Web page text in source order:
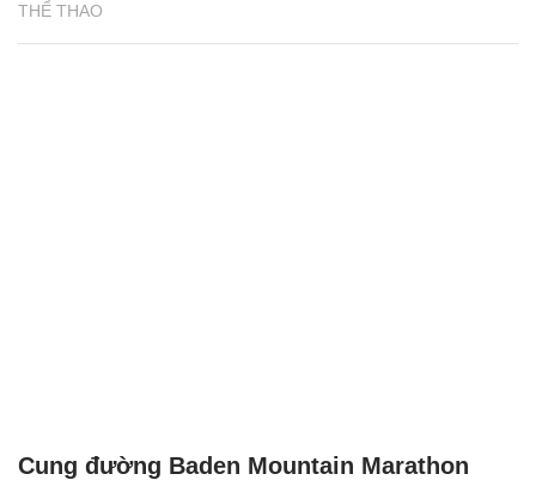
THỂ THAO
Cung đường Baden Mountain Marathon